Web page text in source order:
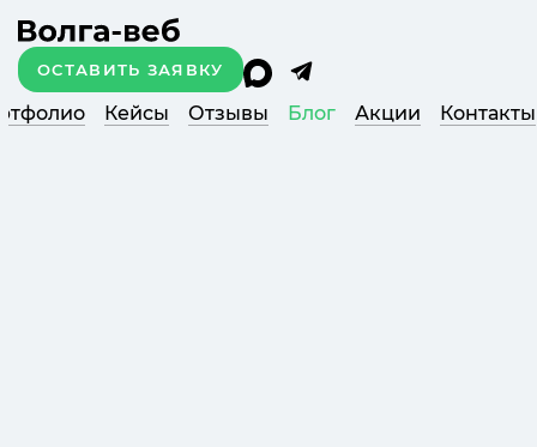
Кейсы Отзывы Блог Акции Контакты
ОСТАВИТЬ ЗАЯВКУ